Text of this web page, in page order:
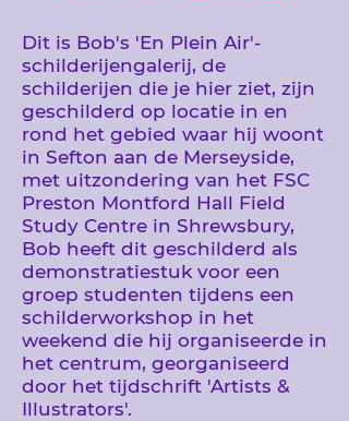
Dit is Bob's 'En Plein Air'-
schilderijengalerij, de
schilderijen die je hier ziet, zijn
geschilderd op locatie in en
rond het gebied waar hij woont
in Sefton aan de Merseyside,
met uitzondering van het FSC
Preston Montford Hall Field
Study Centre in Shrewsbury,
Bob heeft dit geschilderd als
demonstratiestuk voor een
groep studenten tijdens een
schilderworkshop in het
weekend die hij organiseerde in
het centrum, georganiseerd
door het tijdschrift 'Artists &
Illustrators'.